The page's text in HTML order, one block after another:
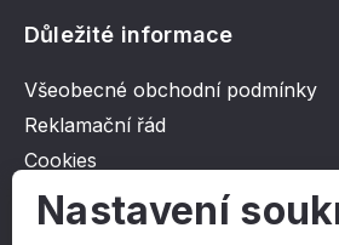
Důležité informace
Všeobecné obchodní podmínky
Reklamační řád
Cookies
Ochrana osobních údajů
Nastavení